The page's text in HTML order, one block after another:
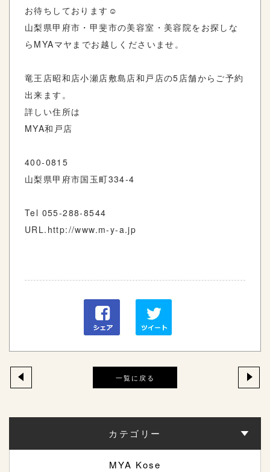
お待ちしております☺️
山梨県甲府市・甲斐市の美容室・美容院をお探しな
ら MYAマヤまでお越しくださいませ。
竜王店昭和店小瀬店敷島店和戸店の5 店舗からご予約
出来ます。
詳しい住所は
MYA和戸店
400-0815
山梨県甲府市国玉町334-4
Tel 055-288-8544
URL.http://www.m-y-a.jp
一覧に戻る
カテゴリー
MYA Kose